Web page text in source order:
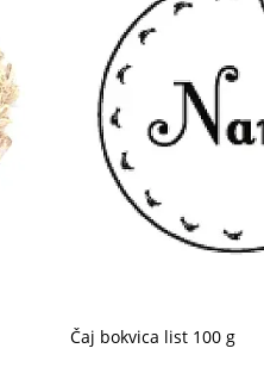
Čaj bokvica list 100 g